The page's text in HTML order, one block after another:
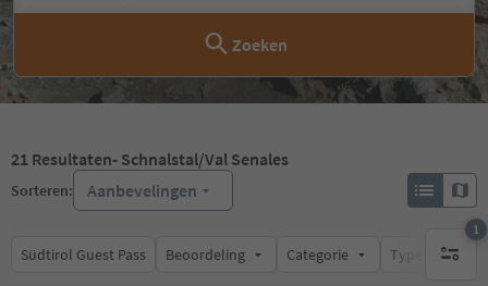
Zoeken
21 Resultaten- Schnalstal/Val Senales
Sorteren: Aanbevelingen
Südtirol Guest Pass Beoordeling Categorie Type catering
1
1